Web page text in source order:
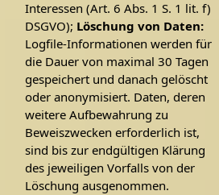
Interessen (Art. 6 Abs. 1 S. 1 lit. f)
DSGVO); Löschung von Daten:
Logfile-Informationen werden für
die Dauer von maximal 30 Tagen
gespeichert und danach gelöscht
oder anonymisiert. Daten, deren
weitere Aufbewahrung zu
Beweiszwecken erforderlich ist,
sind bis zur endgültigen Klärung
des jeweiligen Vorfalls von der
Löschung ausgenommen.